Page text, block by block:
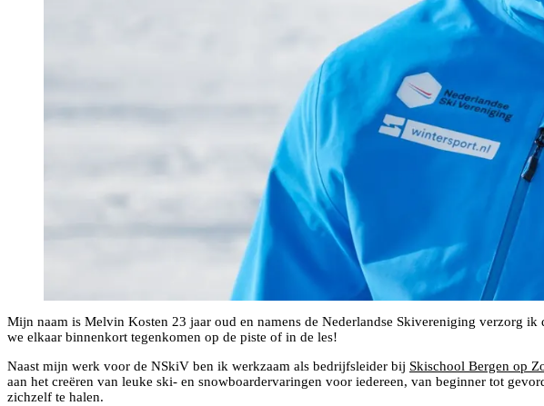
Mijn naam is Melvin Kosten 23 jaar oud en namens de Nederlandse Skivereniging verzorg
we elkaar binnenkort tegenkomen op de piste of in de les!
Naast mijn werk voor de NSkiV ben ik werkzaam als bedrijfsleider bij Skischool Bergen op
aan het creëren van leuke ski- en snowboardervaringen voor iedereen, van beginner tot
zichzelf te halen.